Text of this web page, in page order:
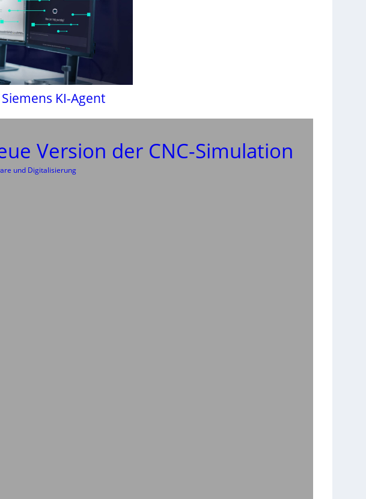
KI-Agent
Version der CNC-Simulation
und Digitalisierung